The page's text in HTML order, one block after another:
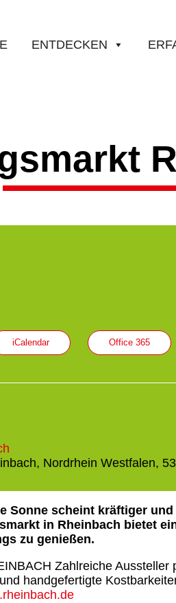
ENTDECKEN
iCalendar Office 365
Nordrhein Westfalen,
Sonne scheint kräftiger
in Rheinbach bietet
zu genießen.
Zahlreiche Aussteller
handgefertigte